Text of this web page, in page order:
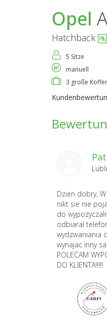
Opel
Hatchback
5 Sitze
manuell
3 große
Dzien dobry,
nikt sie nie
do
odbiaral
wydzwaniania
wynajac inny
POLECAM
DO KLIENTA!!!!!